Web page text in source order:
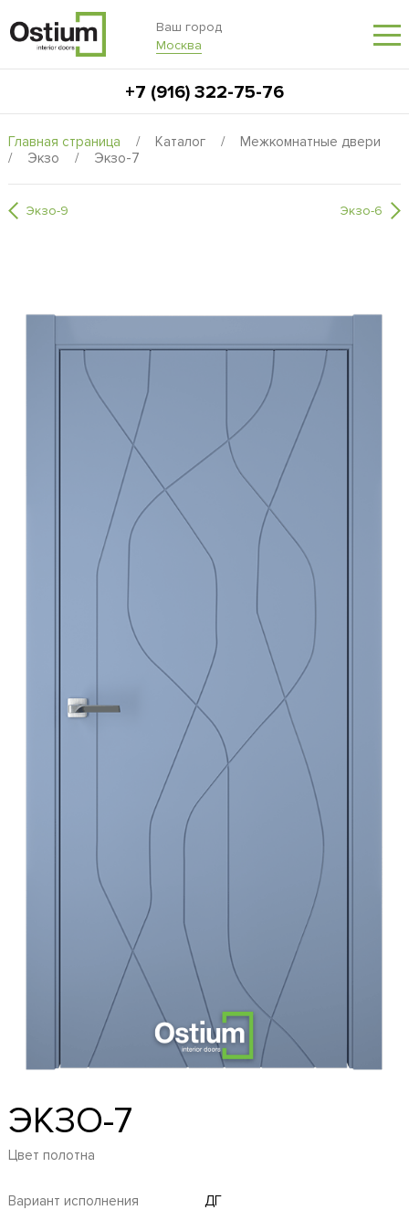
Ваш город
Москва
+7 (916) 322-75-76
Главная страница / Каталог /
Межкомнатные двери
/
Экзо / Экзо-7
Экзо-9 Экзо-6
ЭКЗО-7
Цвет полотна
Вариант исполнения ДГ